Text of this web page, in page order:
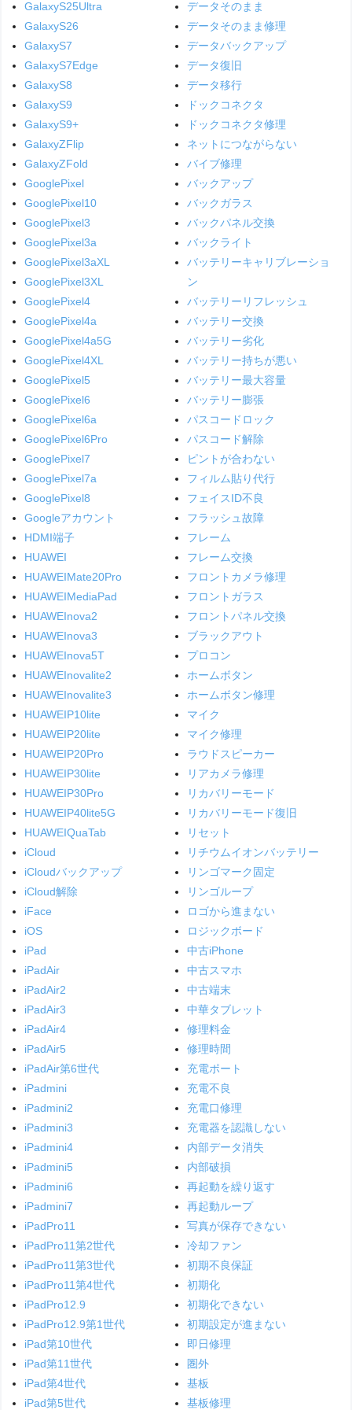
GalaxyS25Ultra
GalaxyS26
GalaxyS7
GalaxyS7Edge
GalaxyS8
GalaxyS9
GalaxyS9+
GalaxyZFlip
GalaxyZFold
GooglePixel
GooglePixel10
GooglePixel3
GooglePixel3a
GooglePixel3aXL
GooglePixel3XL
GooglePixel4
GooglePixel4a
GooglePixel4a5G
GooglePixel4XL
GooglePixel5
GooglePixel6
GooglePixel6a
GooglePixel6Pro
GooglePixel7
GooglePixel7a
GooglePixel8
Googleアカウント
HDMI端子
HUAWEI
HUAWEIMate20Pro
HUAWEIMediaPad
HUAWEInova2
HUAWEInova3
HUAWEInova5T
HUAWEInovalite2
HUAWEInovalite3
HUAWEIP10lite
HUAWEIP20lite
HUAWEIP20Pro
HUAWEIP30lite
HUAWEIP30Pro
HUAWEIP40lite5G
HUAWEIQuaTab
iCloud
iCloudバックアップ
iCloud解除
iFace
iOS
iPad
iPadAir
iPadAir2
iPadAir3
iPadAir4
iPadAir5
iPadAir第6世代
iPadmini
iPadmini2
iPadmini3
iPadmini4
iPadmini5
iPadmini6
iPadmini7
iPadPro11
iPadPro11第2世代
iPadPro11第3世代
iPadPro11第4世代
iPadPro12.9
iPadPro12.9第1世代
iPad第10世代
iPad第11世代
iPad第4世代
iPad第5世代
データそのまま
データそのまま修理
データバックアップ
データ復旧
データ移行
ドックコネクタ
ドックコネクタ修理
ネットにつながらない
バイブ修理
バックアップ
バックガラス
バックパネル交換
バックライト
バッテリーキャリブレーショ
ン
バッテリーリフレッシュ
バッテリー交換
バッテリー劣化
バッテリー持ちが悪い
バッテリー最大容量
バッテリー膨張
パスコードロック
パスコード解除
ピントが合わない
フィルム貼り代行
フェイスID不良
フラッシュ故障
フレーム
フレーム交換
フロントカメラ修理
フロントガラス
フロントパネル交換
ブラックアウト
プロコン
ホームボタン
ホームボタン修理
マイク
マイク修理
ラウドスピーカー
リアカメラ修理
リカバリーモード
リカバリーモード復旧
リセット
リチウムイオンバッテリー
リンゴマーク固定
リンゴループ
ロゴから進まない
ロジックボード
中古iPhone
中古スマホ
中古端末
中華タブレット
修理料金
修理時間
充電ポート
充電不良
充電口修理
充電器を認識しない
内部データ消失
内部破損
再起動を繰り返す
再起動ループ
写真が保存できない
冷却ファン
初期不良保証
初期化
初期化できない
初期設定が進まない
即日修理
圏外
基板
基板修理